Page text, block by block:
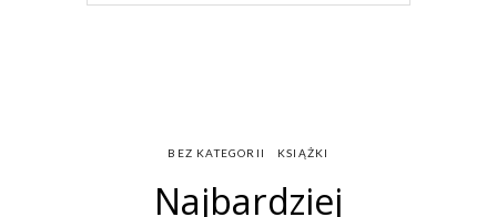
BEZ KATEGORII KSIĄŻKI
Najbardziej